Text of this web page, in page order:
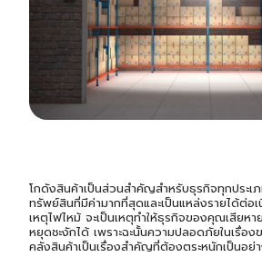
โกดังสินค้าเป็นส่วนสำคัญสำหรับธุรกิจทุกประเ
ทรัพย์สินที่มีค่ามากที่สุดและเป็นแหล่งรายได้ต่อ
เหตุไฟไหม้ จะเป็นเหตุทำให้ธุรกิจของคุณเสียห
หยุดชะงักได้ เพราะฉะนั้นความปลอดภัยในเรื่อ
คลังสินค้าเป็นเรื่องสำคัญที่ต้องตระหนักเป็นอย่